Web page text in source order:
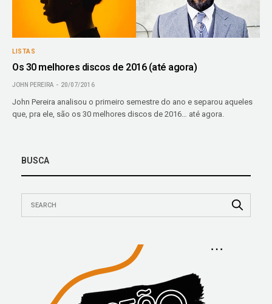
LISTAS
Os 30 melhores discos de 2016 (até agora)
JOHN PEREIRA 20/07/2016
John Pereira analisou o primeiro semestre do ano e separou aqueles
que, pra ele, são os 30 melhores discos de 2016… até agora.
BUSCA